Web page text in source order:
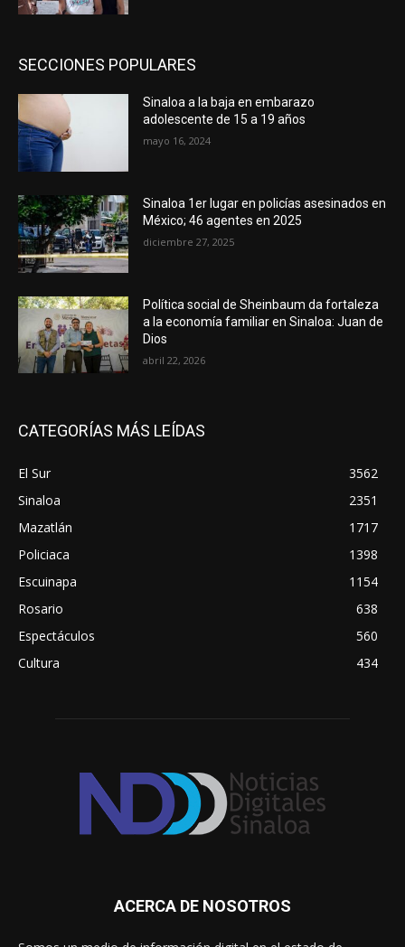
SECCIONES POPULARES
Sinaloa a la baja en embarazo
adolescente de 15 a 19 años
mayo 16, 2024
Sinaloa 1er lugar en policías asesinados en
México; 46 agentes en 2025
diciembre 27, 2025
Política social de Sheinbaum da fortaleza
a la economía familiar en Sinaloa: Juan de
Dios
abril 22, 2026
CATEGORÍAS MÁS LEÍDAS
El Sur
3562
Sinaloa
2351
Mazatlán
1717
Policiaca
1398
Escuinapa
1154
Rosario
638
Espectáculos
560
Cultura
434
ACERCA DE NOSOTROS